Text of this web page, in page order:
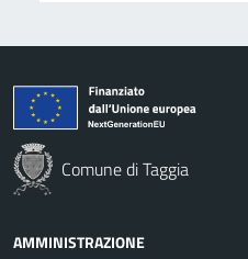
Comune di Taggia
AMMINISTRAZIONE